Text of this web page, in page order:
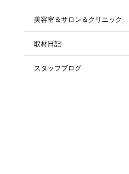
美容室＆サロン＆クリニック
取材日記
スタッフブログ